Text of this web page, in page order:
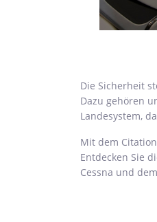
Die Sicherheit
Dazu gehören
Landesystem,
Mit dem
Entdecken Sie
Cessna und